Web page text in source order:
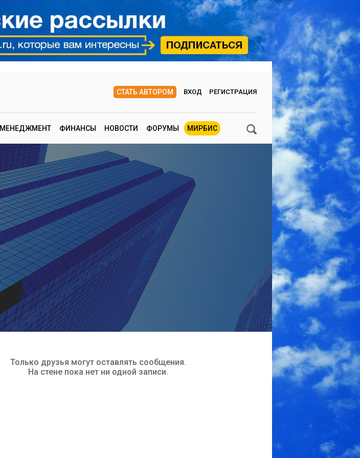
СТАТЬ АВТОРОМ ВХОД РЕГИСТРАЦИЯ
МЕНЕДЖМЕНТ ФИНАНСЫ НОВОСТИ ФОРУМЫ МИРБИС
Только друзья могут оставлять сообщения.
На стене пока нет ни одной записи.